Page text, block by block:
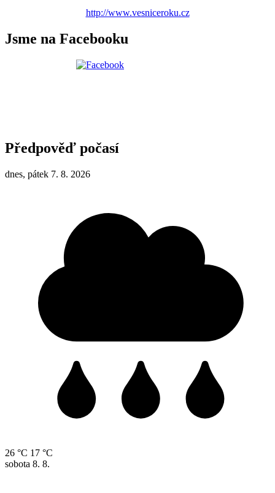
http://www.vesniceroku.cz
Jsme na Facebooku
Předpověď počasí
dnes, pátek 7. 8. 2026
26 °C 17 °C
sobota 8. 8.